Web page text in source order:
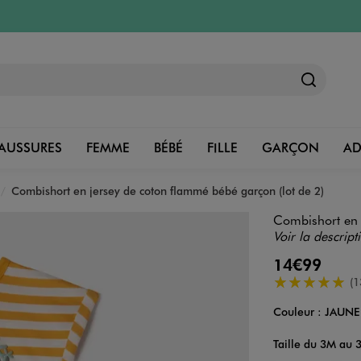
FEMME BÉBÉ FILLE GARÇON
Combishort en jersey de coton flammé bébé garçon (lot de 2)
Combishort
Voir la
14€99
5/5 de
Couleur
Couleur :
Taille du 3M au